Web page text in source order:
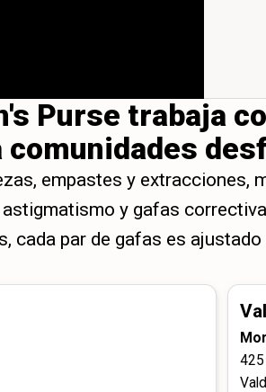
Purse trabaja
empastes y extracciones,
y gafas
cada par de gafas es
425